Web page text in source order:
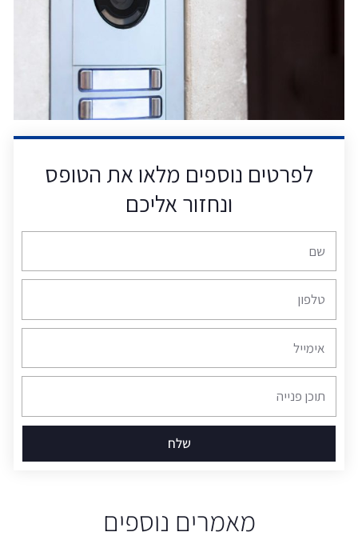
לפרטים נוספים מלאו את הטופס
ונחזור אליכם
טלפון
שלח
מאמרים נוספים